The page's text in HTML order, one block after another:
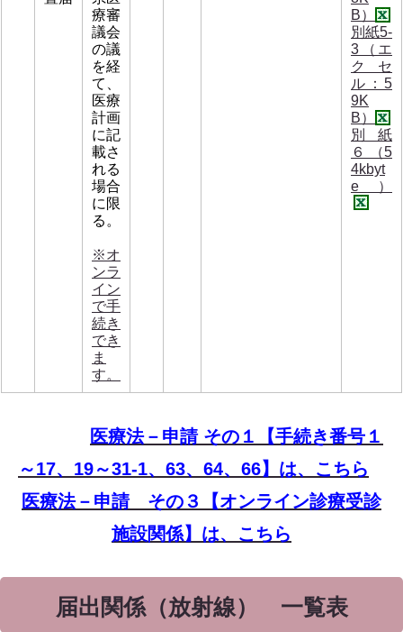
療審
議会
の議
を経
て、
医療
計画
に記
載さ
れる
場合
に限
る。
※オ
ンラ
イン
で手
続き
でき
ま
す。
B）
別紙5-
3（エ
クセ
ル：5
9K
B）
別紙
６ （5
4kbyt
e）
医療法－申請 その１【手続き番号１
～17、19～31-1、63、64、66】は、こちら
医療法－申請 その３【オンライン診療受診
施設関係】は、こちら
届出関係（放射線） 一覧表